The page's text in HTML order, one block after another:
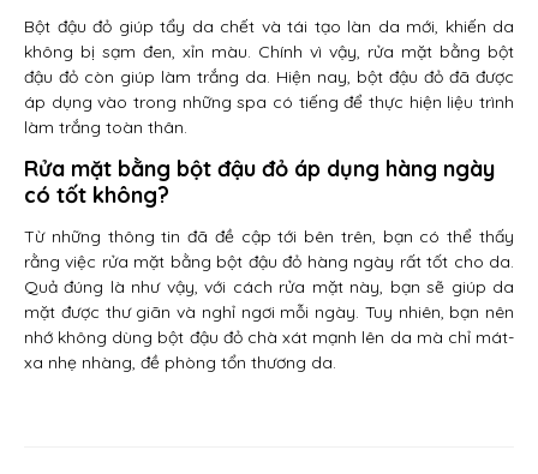
Bột đậu đỏ giúp tẩy da chết và tái tạo làn da mới, khiến da
không bị sạm đen, xỉn màu. Chính vì vậy, rửa mặt bằng bột
đậu đỏ còn giúp làm trắng da. Hiện nay, bột đậu đỏ đã được
áp dụng vào trong những spa có tiếng để thực hiện liệu trình
làm trắng toàn thân.
Rửa mặt bằng bột đậu đỏ áp dụng hàng ngày
có tốt không?
Từ những thông tin đã đề cập tới bên trên, bạn có thể thấy
rằng việc rửa mặt bằng bột đậu đỏ hàng ngày rất tốt cho da.
Quả đúng là như vậy, với cách rửa mặt này, bạn sẽ giúp da
mặt được thư giãn và nghỉ ngơi mỗi ngày. Tuy nhiên, bạn nên
nhớ không dùng bột đậu đỏ chà xát mạnh lên da mà chỉ mát-
xa nhẹ nhàng, đề phòng tổn thương da.